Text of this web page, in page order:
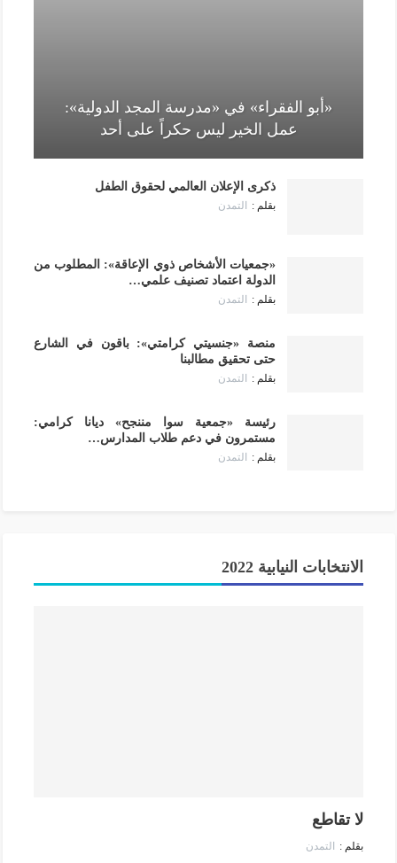
«أبو الفقراء» في «مدرسة المجد الدولية»:
عمل الخير ليس حكراً على أحد
ذكرى الإعلان العالمي لحقوق الطفل
التمدن
«جمعيات الأشخاص ذوي الإعاقة»: المطلوب من
الدولة اعتماد تصنيف علمي…
التمدن
منصة «جنسيتي كرامتي»: باقون في الشارع
حتى تحقيق مطالبنا
التمدن
رئيسة «جمعية سوا مننجح» ديانا كرامي:
مستمرون في دعم طلاب المدارس…
التمدن
الانتخابات النيابية 2022
لا تقاطع
التمدن